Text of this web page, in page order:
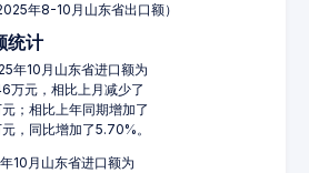
年8-10月山东省出口额）
统计
年10月山东省进口额为
元，相比上月减少了
；相比上年同期增加了
，同比增加了5.70%。
10月山东省进口额为